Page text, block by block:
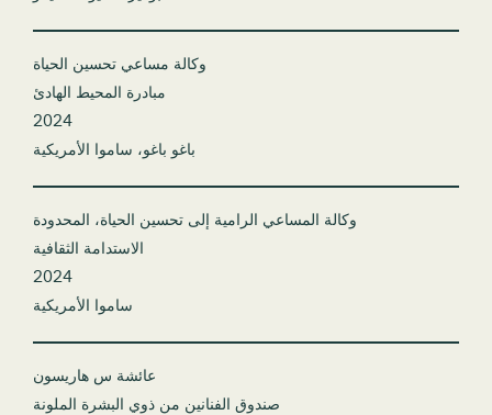
وكالة مساعي تحسين الحياة
مبادرة المحيط الهادئ
2024
باغو باغو، ساموا الأمريكية
وكالة المساعي الرامية إلى تحسين الحياة، المحدودة
الاستدامة الثقافية
2024
ساموا الأمريكية
عائشة س هاريسون
صندوق الفنانين من ذوي البشرة الملونة